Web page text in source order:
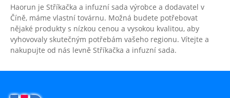
Haorun je Stříkačka a infuzní sada výrobce a dodavatel v
Číně, máme vlastní továrnu. Možná budete potřebovat
nějaké produkty s nízkou cenou a vysokou kvalitou, aby
vyhovovaly skutečným potřebám vašeho regionu. Vítejte a
nakupujte od nás levně Stříkačka a infuzní sada.